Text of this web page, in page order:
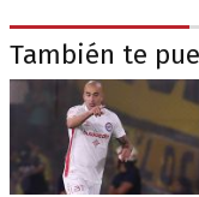
También te